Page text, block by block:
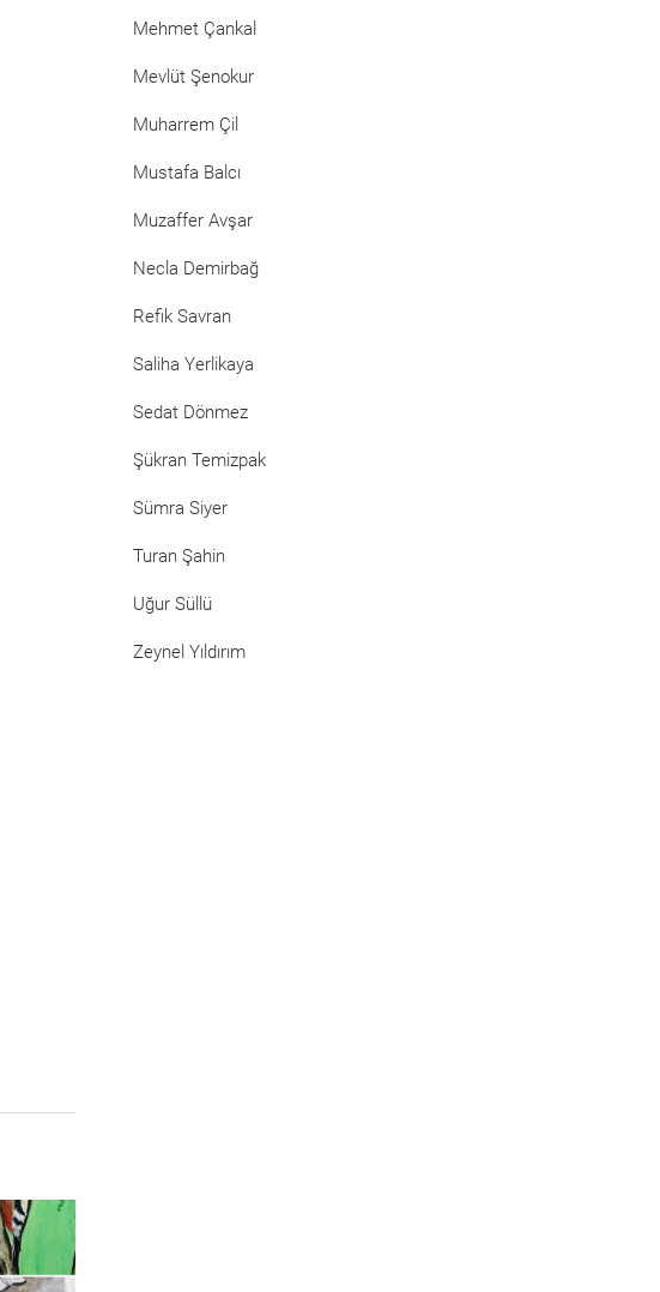
Mehmet Çankal
Mevlüt Şenokur
Muharrem Çil
Mustafa Balcı
Muzaffer Avşar
Necla Demirbağ
Refik Savran
Saliha Yerlikaya
Sedat Dönmez
Şükran Temizpak
Sümra Siyer
Turan Şahin
Uğur Süllü
Zeynel Yıldırım